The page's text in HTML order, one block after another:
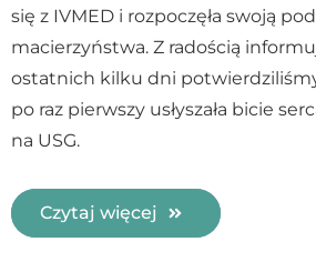
się z IVMED i rozpoczęła swoją
macierzyństwa. Z radością
ostatnich kilku dni
po raz pierwszy usłyszała bicie
na USG.
Czytaj więcej